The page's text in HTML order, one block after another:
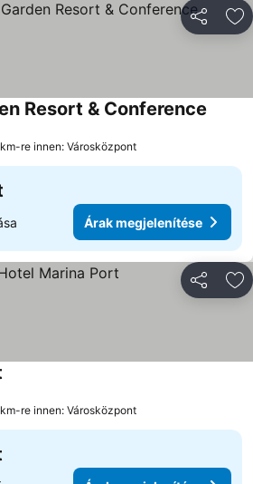
Resort & Conference
km-re innen: Városközpont
Árak megjelenítése
re innen: Városközpont